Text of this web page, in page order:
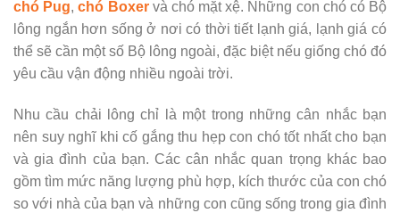
chó Pug,chó Boxervà chó mặt xệ. Những con chó có Bộ
lông ngắn hơn sống ở nơi có thời tiết lạnh giá, lạnh giá có
thể sẽ cần một số Bộ lông ngoài, đặc biệt nếu giống chó đó
yêu cầu vận động nhiều ngoài trời.
Nhu cầu chải lông chỉ là một trong những cân nhắc bạn
nên suy nghĩ khi cố gắng thu hẹp con chó tốt nhất cho bạn
và gia đình của bạn. Các cân nhắc quan trọng khác bao
gồm tìm mức năng lượng phù hợp, kích thước của con chó
so với nhà của bạn và những con cũng sống trong gia đình